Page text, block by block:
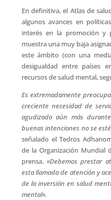
En definitiva, el Atlas de
algunos avances en
interés en la promoción y
muestra una muy baja
este ámbito (con una
desigualdad entre países
recursos de salud mental,
Es extremadamente
creciente necesidad de
agudizado aún más
buenas intenciones no se
señalado el Tedros
de la Organización Mundial
prensa.«Debemos prestar
esta llamada de atención y
de la inversión en salud
mental».